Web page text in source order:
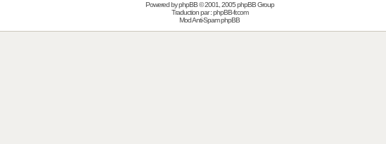
Powered byphpBB© 2001, 2005 phpBB Group
Traduction par :phpBB-fr.com
Mod Anti-Spam phpBB